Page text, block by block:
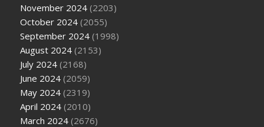
November 2024 (2203)
October 2024 (2055)
September 2024 (1998)
August 2024 (2153)
July 2024 (2168)
June 2024 (2059)
May 2024 (2319)
April 2024 (2010)
March 2024 (2676)